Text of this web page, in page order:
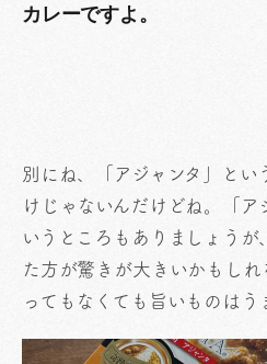
カレーですよ。
別にね、「アジャンタ」とい
けじゃないんだけどね。「ア
いうところもありましょうが
た方が驚きが大きいかもし
ってもなくても旨いものはう